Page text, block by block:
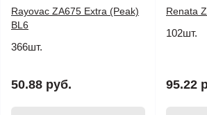
Rayovac ZA675 Extra (Peak)
BL6
366шт.
50.88 руб.
Renata
102шт.
95.22